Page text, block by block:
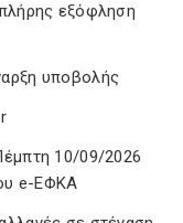
εξόφληση
υποβολής
10/09/2026
e-ΕΦΚΑ